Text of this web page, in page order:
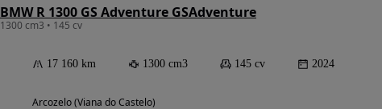
BMW R 1300 GS Adventure GSAdventure
1300 cm3 • 145 cv
17 160 km 1300 cm3 145 cv 2024
Arcozelo (Viana do Castelo)